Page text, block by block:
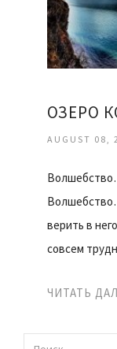
AUGUST 08,
верить в
совсем
ЧИТАТЬ